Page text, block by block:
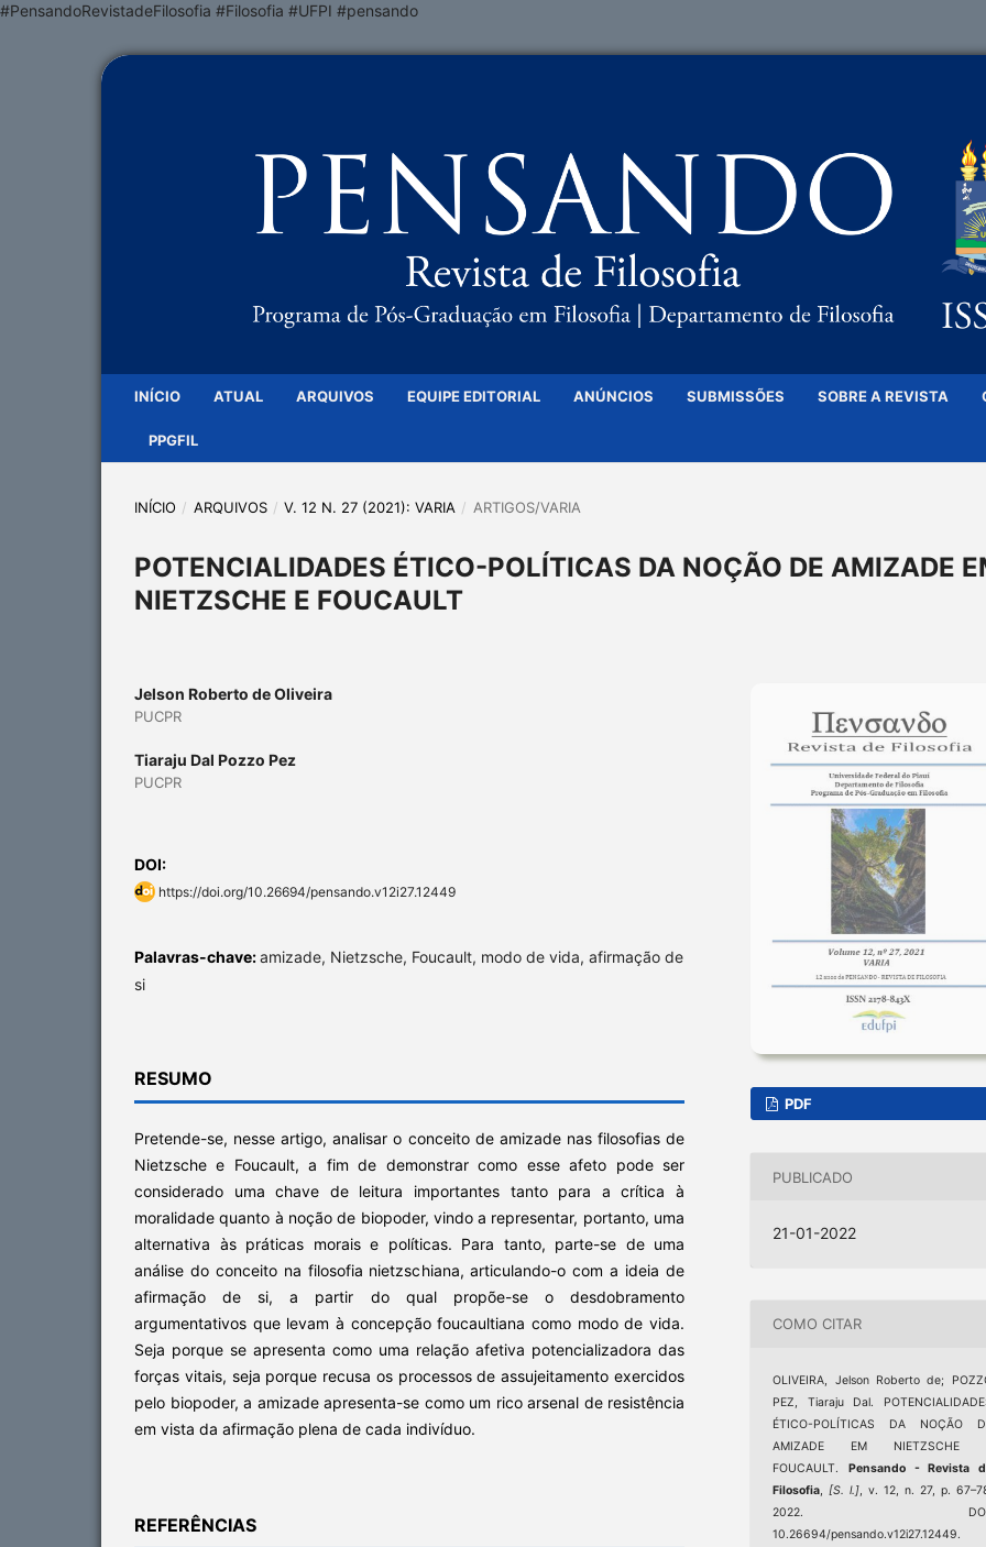
#PensandoRevistadeFilosofia #Filosofia #UFPI #pensando
INÍCIO ATUAL ARQUIVOS EQUIPE EDITORIAL ANÚNCIOS SUBMISSÕES SOBRE A REVISTA
PPGFIL
INÍCIO / ARQUIVOS / V. 12 N. 27 (2021): VARIA / ARTIGOS/VARIA
POTENCIALIDADES ÉTICO-POLÍTICAS DA NOÇÃO DE AMIZADE
NIETZSCHE E FOUCAULT
Jelson Roberto de Oliveira
PUCPR
Tiaraju Dal Pozzo Pez
PUCPR
DOI:
https://doi.org/10.26694/pensando.v12i27.12449
Palavras-chave:amizade, Nietzsche, Foucault, modo de vida, afirmação de
si
RESUMO
Pretende-se, nesse artigo, analisar o conceito de amizade nas filosofias de
Nietzsche e Foucault, a fim de demonstrar como esse afeto pode ser
considerado uma chave de leitura importantes tanto para a crítica à
moralidade quanto à noção de biopoder, vindo a representar, portanto, uma
alternativa às práticas morais e políticas. Para tanto, parte-se de uma
análise do conceito na filosofia nietzschiana, articulando-o com a ideia de
afirmação de si, a partir do qual propõe-se o desdobramento
argumentativos que levam à concepção foucaultiana como modo de vida.
Seja porque se apresenta como uma relação afetiva potencializadora das
forças vitais, seja porque recusa os processos de assujeitamento exercidos
pelo biopoder, a amizade apresenta-se como um rico arsenal de resistência
em vista da afirmação plena de cada indivíduo.
REFERÊNCIAS
PDF
PUBLICADO
21-01-2022
COMO CITAR
OLIVEIRA, Jelson Roberto de;
PEZ, Tiaraju Dal.
ÉTICO-POLÍTICAS DA NOÇÃO
AMIZADE EM NIETZSCHE
FOUCAULT. Pensando - Revista
Filosofia
[S. l.] , v. 12, n. 27, p.
2022.
10.26694/pensando.v12i27.12449.